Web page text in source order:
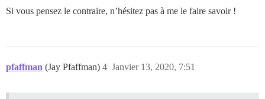
Si vous pensez le contraire, n’hésitez pas à me le faire savoir !
pfaffman (Jay Pfaffman) Janvier 13, 2020, 7:51
4